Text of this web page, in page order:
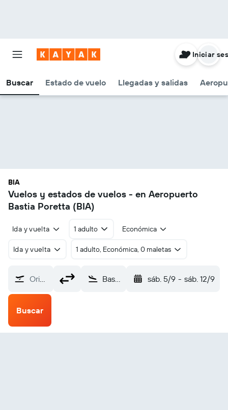
Buscar Estado de vuelo Llegadas y salidas
Iniciar
BIA
Vuelos y estados de vuelos - en Aeropuerto
Bastia Poretta (BIA)
Ida y vuelta 1 adulto Económica
Ida y vuelta 1 adulto, Económica, 0 maletas
Origen Bastia Poretta (BIA) sáb. 5/9 - sáb. 12/9
Buscar